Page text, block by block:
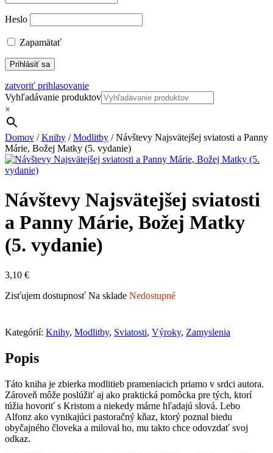
Heslo
Zapamätať
zatvoriť prihlasovanie
Vyhľadávanie produktov
×
Domov /Knihy /Modlitby / Návštevy Najsvätejšej sviatosti a Panny
Márie, Božej Matky (5. vydanie)
Návštevy Najsvätejšej sviatosti
a Panny Márie, Božej Matky
(5. vydanie)
3,10 €
Zisťujem dostupnosť Na sklade Nedostupné
Kategórií: Knihy, Modlitby, Sviatosti, Výroky, Zamyslenia
Popis
Táto kniha je zbierka modlitieb prameniacich priamo v srdci autora.
Zároveň môže poslúžiť aj ako praktická pomôcka pre tých, ktorí
túžia hovoriť s Kristom a niekedy márne hľadajú slová. Lebo
Alfonz ako vynikajúci pastoračný kňaz, ktorý poznal biedu
obyčajného človeka a miloval ho, mu takto chce odovzdať svoj
odkaz.